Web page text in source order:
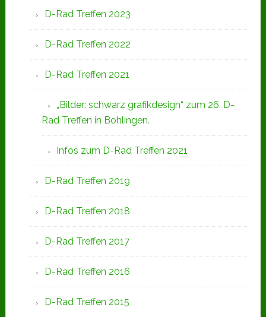
D-Rad Treffen 2023
D-Rad Treffen 2022
D-Rad Treffen 2021
„Bilder: schwarz grafikdesign“ zum 26. D-
Rad Treffen in Bohlingen.
Infos zum D-Rad Treffen 2021
D-Rad Treffen 2019
D-Rad Treffen 2018
D-Rad Treffen 2017
D-Rad Treffen 2016
D-Rad Treffen 2015